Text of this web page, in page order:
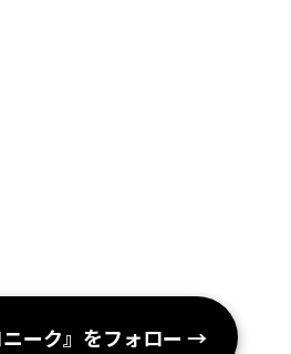
ーク』をフォロー →